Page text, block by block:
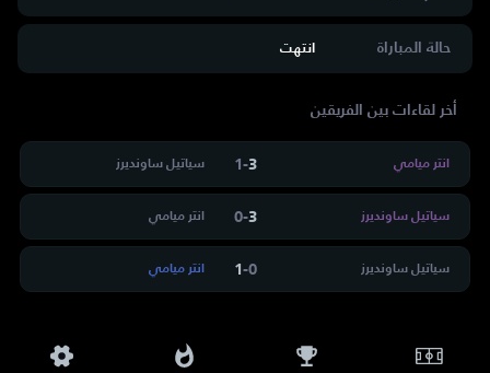
حالة المباراة انتهت
أخر لقاءات بين الفريقين
انتر ميامي 3
-
1 سياتيل ساونديرز
سياتيل ساونديرز 3
-
0 انتر ميامي
سياتيل ساونديرز 0
-
1 انتر ميامي